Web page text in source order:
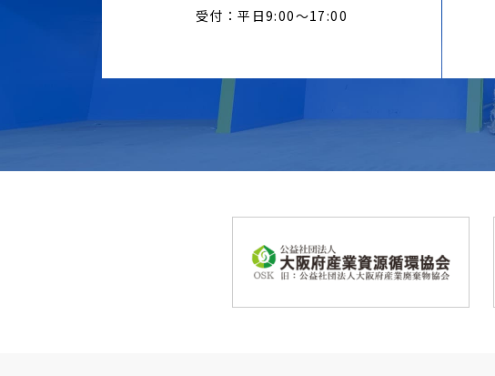
受付：平日9:00〜17:00